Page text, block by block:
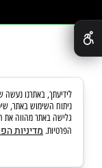
ניתוח השימוש באתר,
גלישה באתר מהווה את
הפרטיות. מדיניות